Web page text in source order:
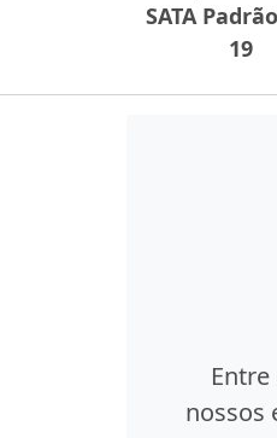
SATA
19
nossos